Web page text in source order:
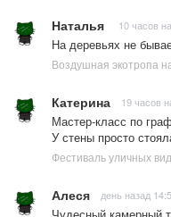
Наталья 10 часов
На деревьях не
Воздушная экотропа
Катерина 19 часов
Мастер-класс по
У стены просто
Фестиваль уличных
Алеся день назад